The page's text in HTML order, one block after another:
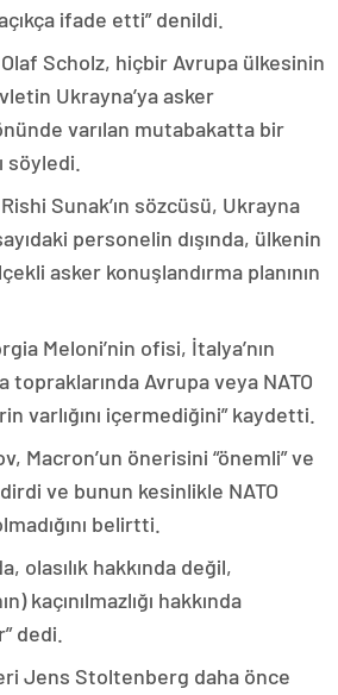
ifade etti” denildi.
Scholz, hiçbir Avrupa ülkesinin
Ukrayna’ya asker
varılan mutabakatta bir
söyledi.
Sunak’ın sözcüsü, Ukrayna
personelin dışında, ülkenin
asker konuşlandırma planının
Meloni’nin ofisi, İtalya’nın
topraklarında Avrupa veya NATO
varlığını içermediğini” kaydetti.
Macron’un önerisini “önemli” ve
ve bunun kesinlikle NATO
belirtti.
olasılık hakkında değil,
kaçınılmazlığı hakkında
dedi.
Jens Stoltenberg daha önce